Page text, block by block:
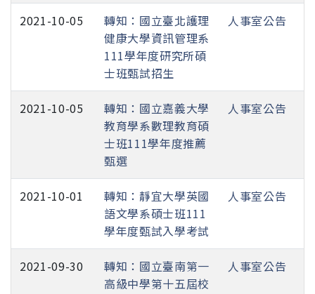
2021-10-05
轉知：國立臺北護理
健康大學資訊管理系
111學年度研究所碩
士班甄試招生
人事室公告
2021-10-05
轉知：國立嘉義大學
教育學系數理教育碩
士班111學年度推薦
甄選
人事室公告
2021-10-01
轉知：靜宜大學英國
語文學系碩士班111
學年度甄試入學考試
人事室公告
2021-09-30
轉知：國立臺南第一
高級中學第十五屆校
人事室公告